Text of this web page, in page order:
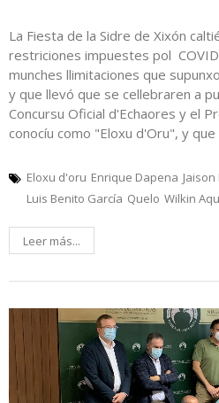
La Fiesta de la Sidre de Xixón
restriciones impuestes pol
munches llimitaciones que
y que llevó que se cellebraren a
Concursu Oficial d'Echaores y el
conocíu como "Eloxu d'Oru", y que
Eloxu d'oru Enrique Dapena Jaison
Luis Benito García Quelo Wilkin
Leer más...